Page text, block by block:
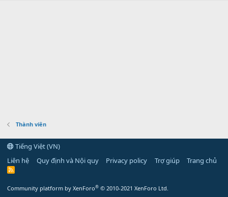
Thành viên
Tiếng Việt (VN)
Liên hệ
Quy định và Nội quy Privacy policy Trợ giúp Trang chủ
R
Community platform by XenForo® © 2010-2021 XenForo Ltd.